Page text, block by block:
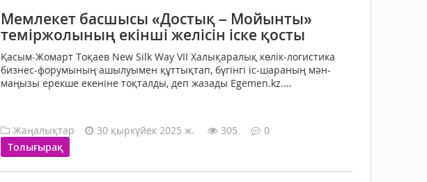
Мемлекет басшысы «Достық – Мойынты»
теміржолының екінші желісін іске қосты
Қасым-Жомарт Тоқаев New Silk Way VII Халықаралық көлік-логистика
бизнес-форумының ашылуымен құттықтап, бүгінгі іс-шараның мән-
маңызы ерекше екеніне тоқталды, деп жазады Egemen.kz....
Жаңалықтар 30 қыркүйек 2025 ж. 305
0
Толығырақ